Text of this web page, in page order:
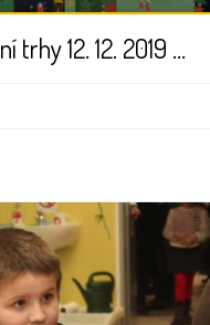
Tradiční Vánoční trhy 12. 12. 2019 od 17:00 hodin